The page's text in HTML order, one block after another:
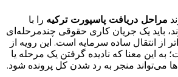
مراحل دریافت پاسپورت ترکیه را با
باید یک جریان کاری حقوقی چندمرحله‌ای
از انتقال ساده سرمایه است. این رویه از
به این معنا که نادیده گرفتن یک مرحله یا
می‌تواند منجر به رد شدن کل پرونده شود.